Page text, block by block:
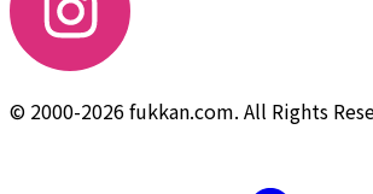
© 2000-2026 fukkan.com. All Rights